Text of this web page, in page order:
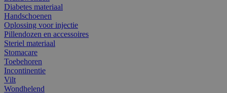
Diabetes materiaal
Handschoenen
Oplossing voor injectie
Pillendozen en accessoires
Steriel materiaal
Stomacare
Toebehoren
Incontinentie
Vilt
Wondhelend